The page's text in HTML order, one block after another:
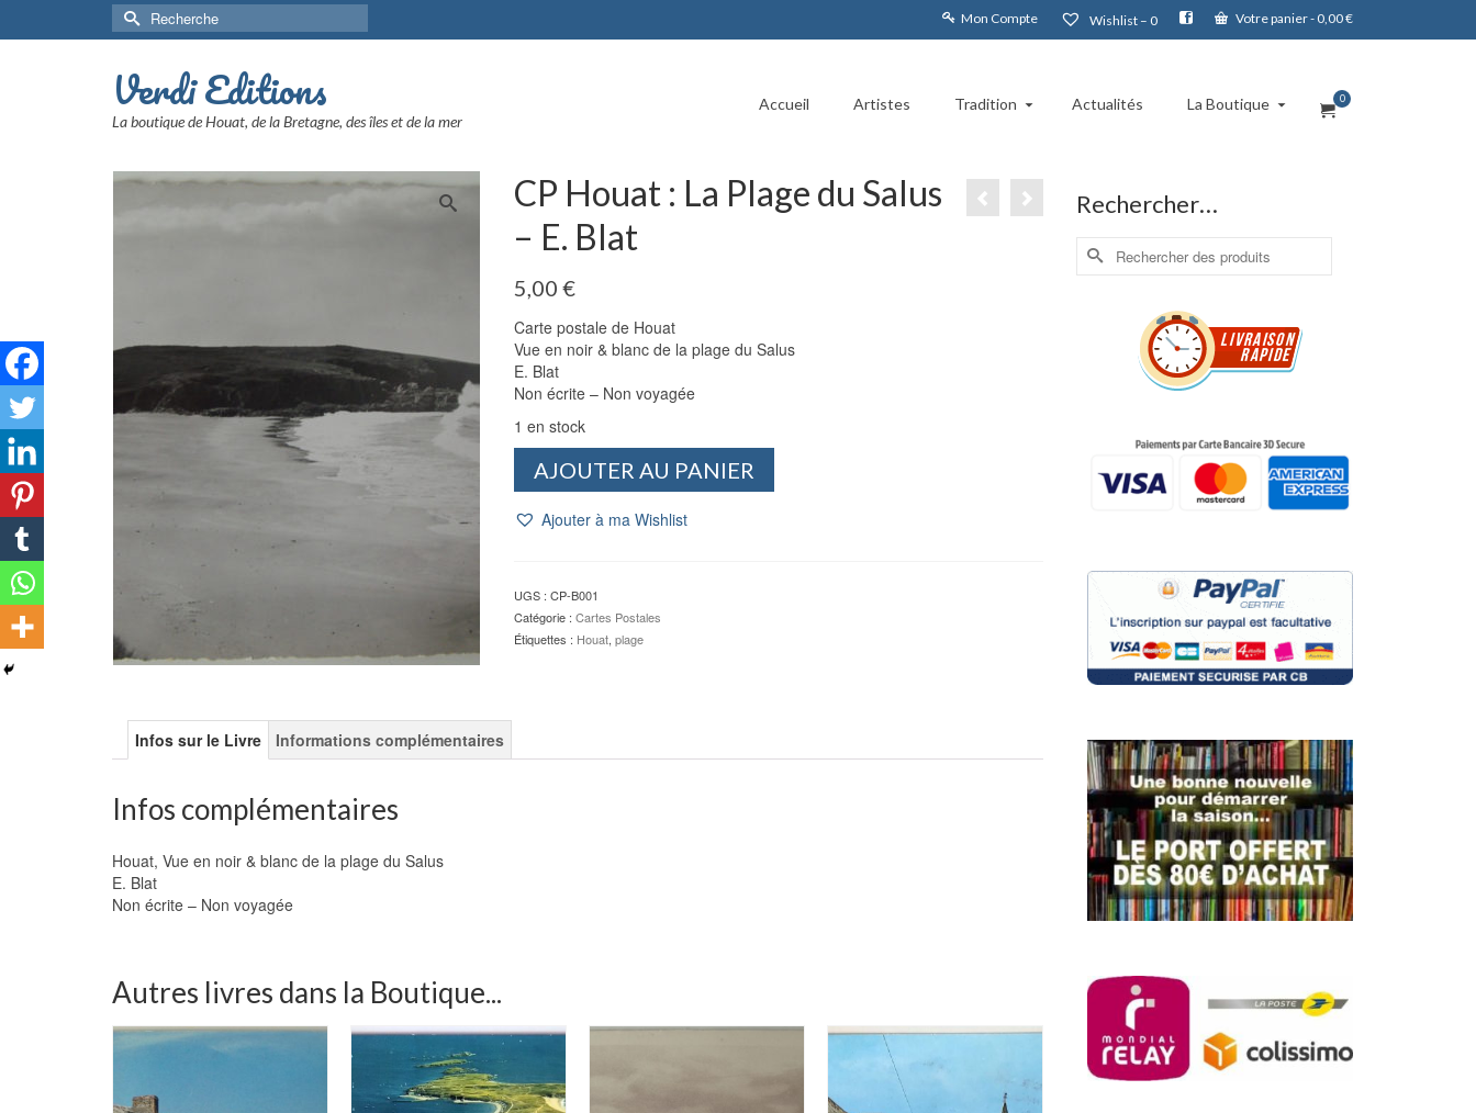
Mon Compte Wishlist – 0 Votre panier- 0,00€
Rechercher :
Verdi Editions
La boutique de Houat, de la Bretagne, des îles et de la mer
Accueil Artistes Tradition Actualités La Boutique 0
CP Houat : La Plage du Salus
– E. Blat
5,00 €
Carte postale de Houat
Vue en noir & blanc de la plage du Salus
E. Blat
Non écrite – Non voyagée
1 en stock
Houat
Plage
du
Salus
AJOUTER AU PANIER
Ajouter à ma Wishlist
UGS : CP-B001
Catégorie : Cartes Postales
Étiquettes : Houat, plage
Infos sur le Livre Informations complémentaires
Infos complémentaires
Houat, Vue en noir & blanc de la plage du Salus
E. Blat
Non écrite – Non voyagée
Autres livres dans la Boutique...
Rechercher…
Rechercher :